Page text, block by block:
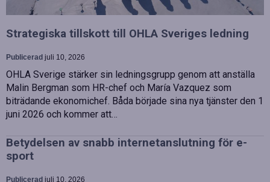
Strategiska tillskott till OHLA Sveriges ledning
Publicerad juli 10, 2026
OHLA Sverige stärker sin ledningsgrupp genom att anställa
Malin Bergman som HR-chef och María Vazquez som
biträdande ekonomichef. Båda började sina nya tjänster den 1
juni 2026 och kommer att…
Betydelsen av snabb internetanslutning för e-
sport
Publicerad juli 10, 2026